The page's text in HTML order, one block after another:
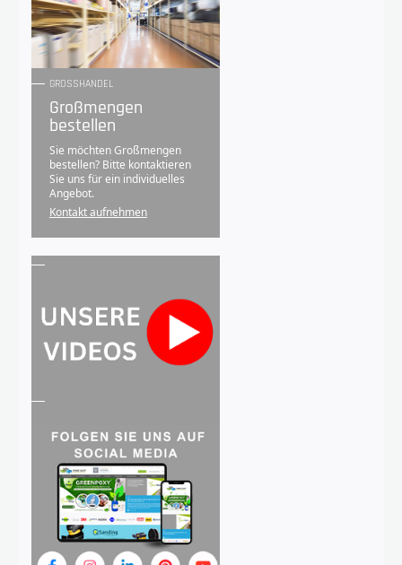
GROSSHANDEL
Großmengen
bestellen
Sie möchten Großmengen
bestellen? Bitte kontaktieren
Sie uns für ein individuelles
Angebot.
Kontakt aufnehmen